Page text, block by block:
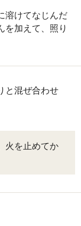
溶けてなじんだ
を加えて、照り
と混ぜ合わせ
火を止めてか